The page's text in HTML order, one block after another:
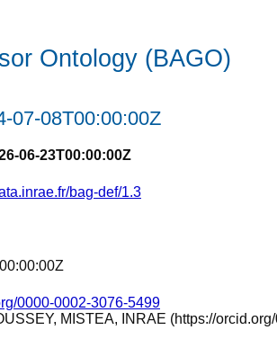
Ontology (BAGO)
07-08T00:00:00Z
06-23T00:00:00Z
bag-def/1.3
0000-0002-3076-5499
MISTEA, INRAE (https://